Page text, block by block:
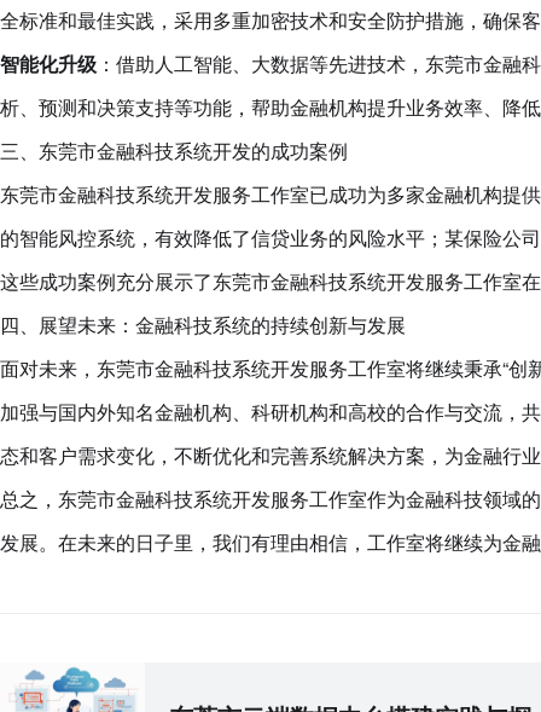
全标准和最佳实践，采用多重加密技术和安全防护措施，确保
智能化升级 ：借助人工智能、大数据等先进技术，东莞市金
析、预测和决策支持等功能，帮助金融机构提升业务效率、降
三、东莞市金融科技系统开发的成功案例
东莞市金融科技系统开发服务工作室已成功为多家金融机构提
的智能风控系统，有效降低了信贷业务的风险水平；某保险公
这些成功案例充分展示了东莞市金融科技系统开发服务工作室
四、展望未来：金融科技系统的持续创新与发展
面对未来，东莞市金融科技系统开发服务工作室将继续秉承“
加强与国内外知名金融机构、科研机构和高校的合作与交流，
态和客户需求变化，不断优化和完善系统解决方案，为金融行
总之，东莞市金融科技系统开发服务工作室作为金融科技领域
发展。在未来的日子里，我们有理由相信，工作室将继续为金